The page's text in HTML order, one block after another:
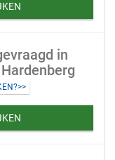
in